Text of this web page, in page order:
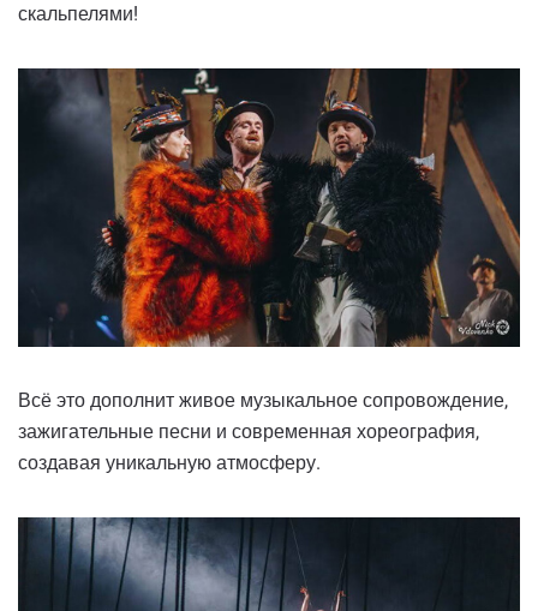
скальпелями!
Всё это дополнит живое музыкальное сопровождение,
зажигательные песни и современная хореография,
создавая уникальную атмосферу.